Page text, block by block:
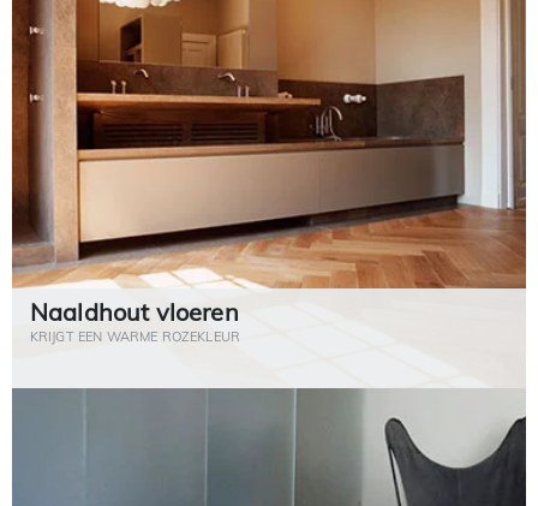
Naaldhout vloeren
KRIJGT EEN WARME ROZEKLEUR